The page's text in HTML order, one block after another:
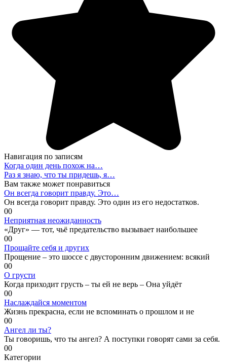
Навигация по записям
Когда один день похож на…
Раз я знаю, что ты придешь, я…
Вам также может понравиться
Он всегда говорит правду. Это…
Он всегда говорит правду. Это один из его недостатков.
00
Неприятная неожиданность
«Друг» — тот, чьё предательство вызывает наибольшее
00
Прощайте себя и других
Прощение – это шоссе с двусторонним движением: всякий
00
О грусти
Когда приходит грусть – ты ей не верь – Она уйдёт
00
Наслаждайся моментом
Жизнь прекрасна, если не вспоминать о прошлом и не
00
Ангел ли ты?
Ты говоришь, что ты ангел? А поступки говорят сами за себя.
00
Категории